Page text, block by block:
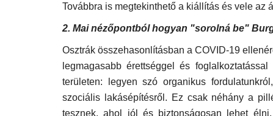
Továbbra is megtekinthető a kiállítás és vele az
2. Mai nézőpontból hogyan "sorolná be"
Osztrák összehasonlításban a COVID-19
legmagasabb érettséggel és
területen: legyen szó organikus
szociális lakásépítésről. Ez csak néhány a
tesznek, ahol jól és biztonságosan lehet